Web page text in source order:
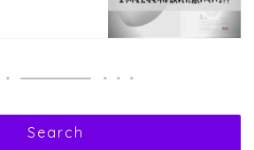
Search